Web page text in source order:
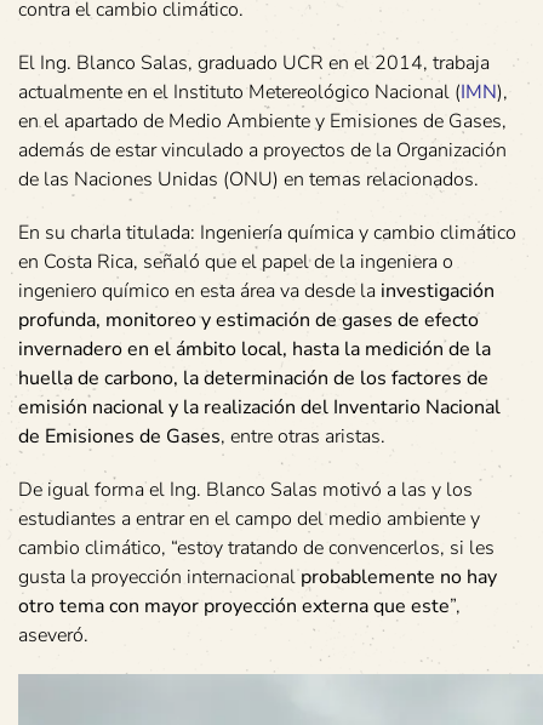
contra el cambio climático.
El Ing. Blanco Salas, graduado UCR en el 2014, trabaja
actualmente en el Instituto Metereológico Nacional (IMN),
en el apartado de Medio Ambiente y Emisiones de Gases,
además de estar vinculado a proyectos de la Organización
de las Naciones Unidas (ONU) en temas relacionados.
En su charla titulada: Ingeniería química y cambio climático
en Costa Rica, señaló que el papel de la ingeniera o
ingeniero químico en esta área va desde la investigación
profunda, monitoreo y estimación de gases de efecto
invernadero en el ámbito local, hasta la medición de la
huella de carbono, la determinación de los factores de
emisión nacional y la realización del Inventario Nacional
de Emisiones de Gases, entre otras aristas.
De igual forma el Ing. Blanco Salas motivó a las y los
estudiantes a entrar en el campo del medio ambiente y
cambio climático, “estoy tratando de convencerlos, si les
gusta la proyección internacionalprobablemente no hay
otro tema con mayor proyección externa que este”,
aseveró.